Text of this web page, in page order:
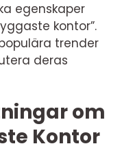
egenskaper
kontor”.
trender
deras
om
Kontor